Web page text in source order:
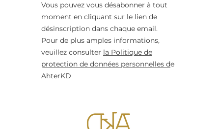
Vous pouvez vous désabonner à tout
moment en cliquant sur le lien de
désinscription dans chaque email.
Pour de plus amples informations,
veuillez consulter la Politique de
protection de données personnelles de
AhterKD